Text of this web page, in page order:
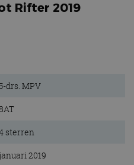
Rifter 2019
5-drs. MPV
sterren
2019